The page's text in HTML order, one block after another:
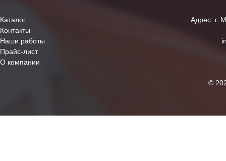
Каталог
Контакты
Наши работы
Прайс-лист
О компании
Адрес: г.
©